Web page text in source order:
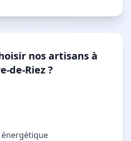
nos artisans à
de-Riez?